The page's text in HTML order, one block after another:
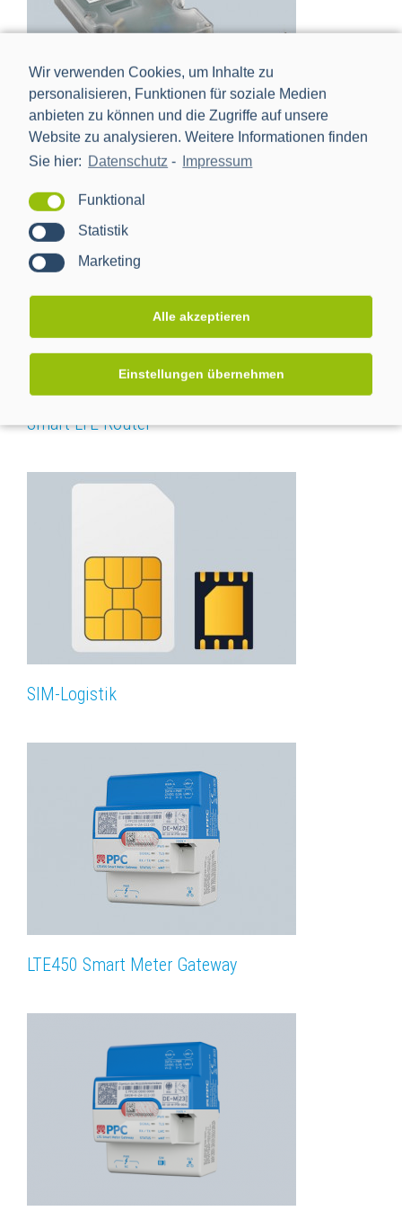
Wir verwenden Cookies, um Inhalte zu
personalisieren, Funktionen für soziale Medien
anbieten zu können und die Zugriffe auf unsere
Website zu analysieren. Weitere Informationen finden
Sie hier: Datenschutz - Impressum
Funktional
Statistik
Marketing
Alle akzeptieren
Einstellungen übernehmen
BPL Headend (LTE) 6R
Smart LTE Router
SIM-Logistik
LTE450 Smart Meter Gateway